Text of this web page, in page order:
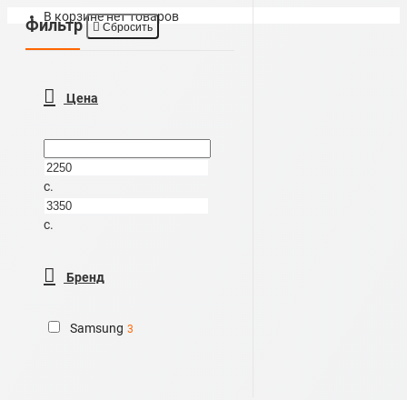
В корзине нет товаров
Фильтр Сбросить
Цена
c.
c.
Бренд
Samsung 3